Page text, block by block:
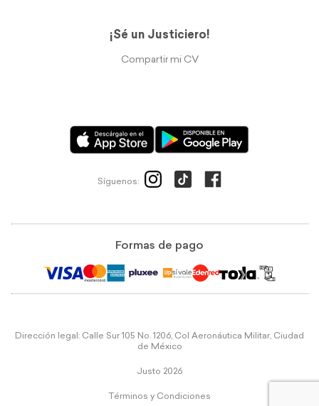
¡Sé un Justiciero!
Compartir mi CV
Síguenos:
Formas de pago
Dirección legal: Calle Sur 105 No. 1206, Col Aeronáutica Militar, Ciudad
de México
Justo 2026
Términos y Condiciones